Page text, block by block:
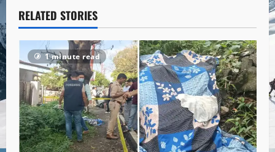
RELATED STORIES
1 minute read